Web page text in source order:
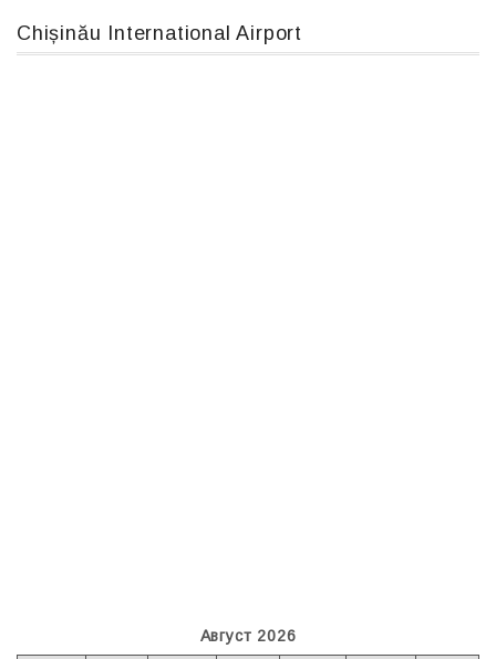
Chișinău International Airport
Август 2026